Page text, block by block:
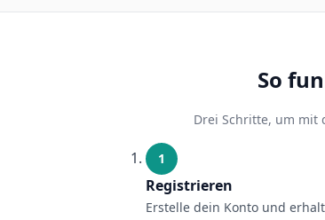
So
Drei Schritte, um mit
1
Registrieren
Erstelle dein Konto und